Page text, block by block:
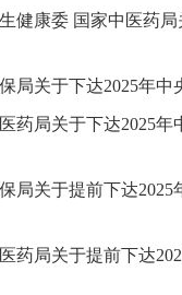
健康委 国家中医药
局关于下达2025年
药局关于下达2025
局关于提前下达
药局关于提前下达